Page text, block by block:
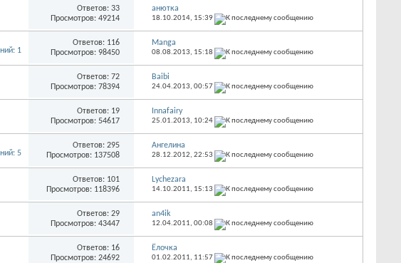
Ответов: 33
Просмотров: 49214
анютка
18.10.2014, 15:39
Ответов: 116
Просмотров: 98450
Manga
08.08.2013, 15:18
Ответов: 72
Просмотров: 78394
Baibi
24.04.2013, 00:57
Ответов: 19
Просмотров: 54617
Innafairy
25.01.2013, 10:24
Ответов: 295
Просмотров: 137508
Ангелина
28.12.2012, 22:53
Ответов: 101
Просмотров: 118396
Lychezara
14.10.2011, 15:13
Ответов: 29
Просмотров: 43447
an4ik
12.04.2011, 00:08
Ответов: 16
Просмотров: 24692
Ёлочка
01.02.2011, 11:57